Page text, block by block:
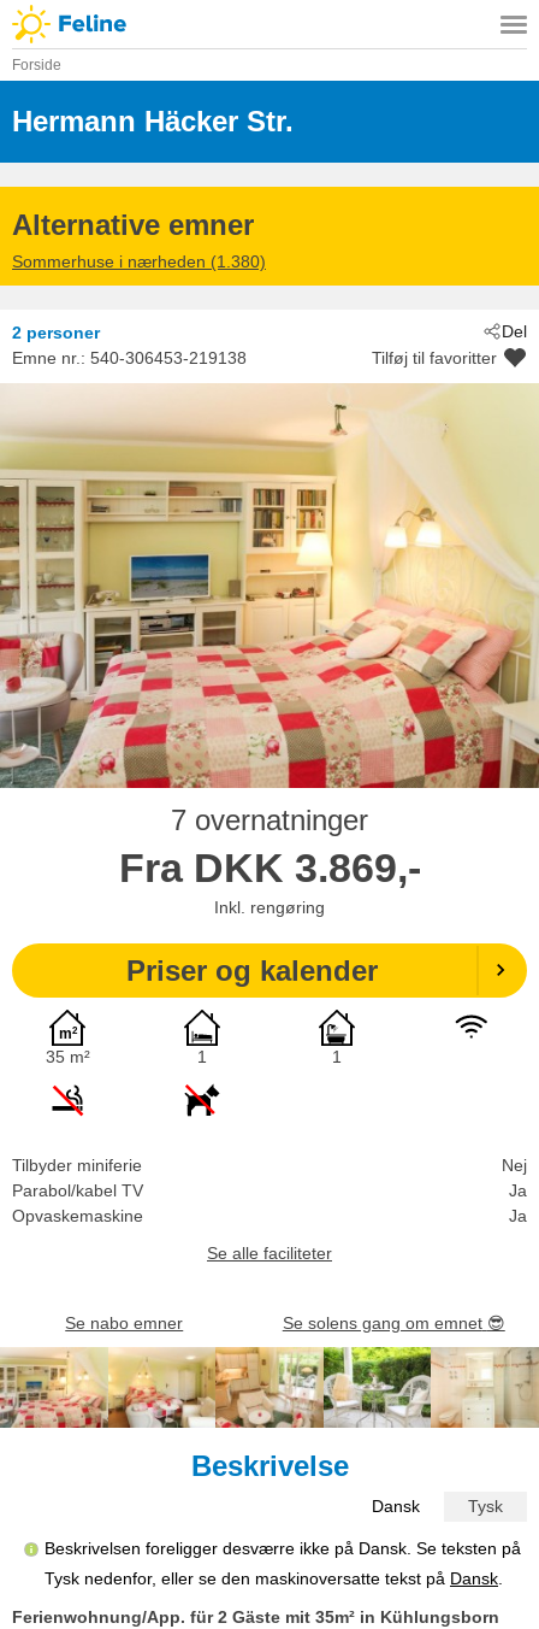
Forside
Hermann Häcker Str.
- 18225
- Kühlungsborn
Alternative emner
Sommerhuse i nærheden (1.380)
Del
2 personer
Emne nr.: 540-306453-219138 Tilføj til favoritter
7 overnatninger
Fra DKK 3.869,-
Inkl. rengøring
Priser og kalender
35 m² 1 1
Tilbyder miniferie
Nej
Parabol/kabel TV
Ja
Opvaskemaskine
Ja
Se alle faciliteter
Se nabo emner Se solens gang om emnet 😎
Beskrivelse
Dansk Tysk
Beskrivelsen foreligger desværre ikke på Dansk. Se teksten på
Tysk nedenfor, eller se den maskinoversatte tekst på Dansk.
Ferienwohnung/App. für 2 Gäste mit 35m² in Kühlungsborn